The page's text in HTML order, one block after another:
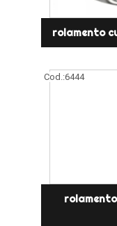
rolamento
Cod.:6444